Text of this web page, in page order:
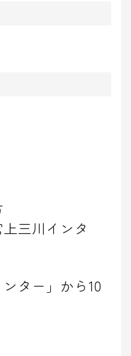
三川インタ
ター」から10